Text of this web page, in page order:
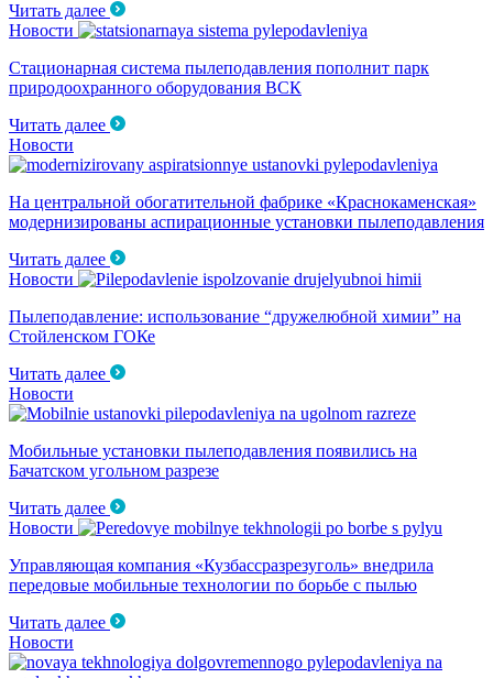
Читать далее
Новости
Стационарная система пылеподавления пополнит парк
природоохранного оборудования ВСК
Читать далее
Новости
На центральной обогатительной фабрике «Краснокаменская»
модернизированы аспирационные установки пылеподавления
Читать далее
Новости
Пылеподавление: использование “дружелюбной химии” на
Стойленском ГОКе
Читать далее
Новости
Мобильные установки пылеподавления появились на
Бачатском угольном разрезе
Читать далее
Новости
Управляющая компания «Кузбассразрезуголь» внедрила
передовые мобильные технологии по борьбе с пылью
Читать далее
Новости